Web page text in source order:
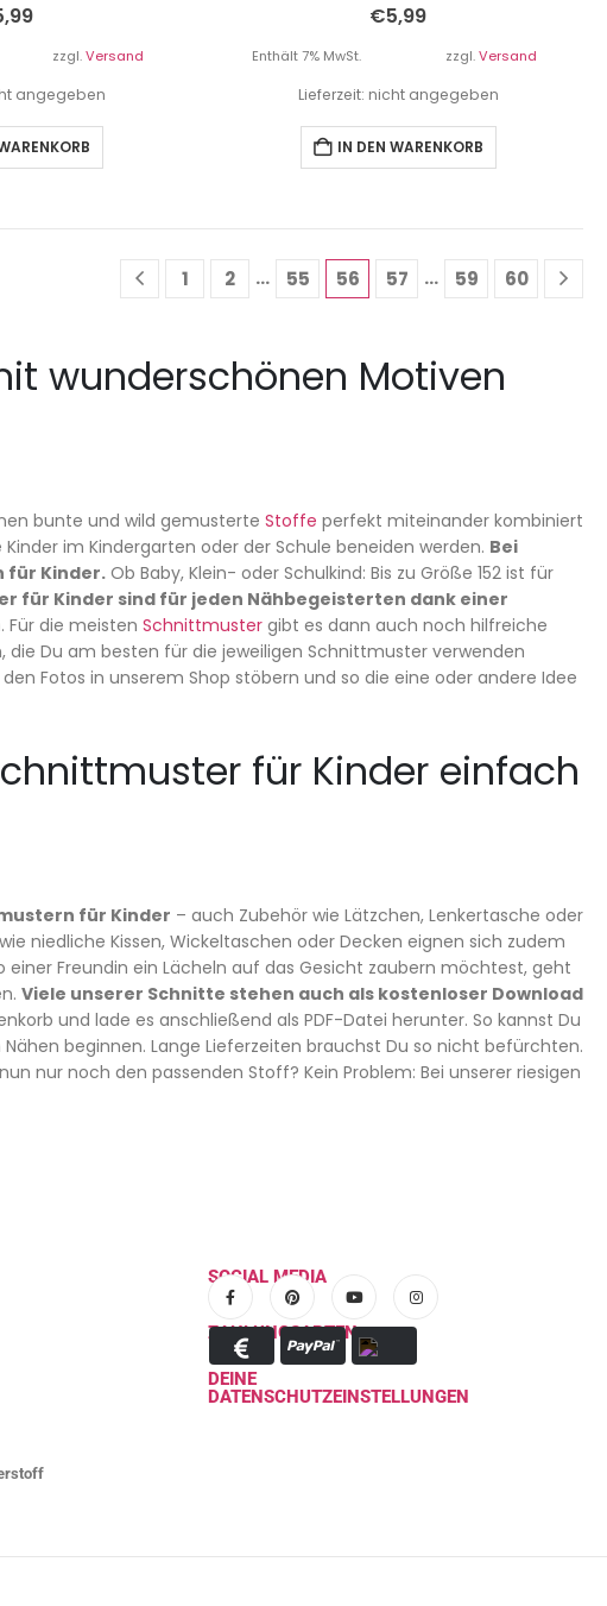
zzgl.Versand
angegeben
€5,99
Enthält 7% MwSt. zzgl.Versand
Lieferzeit: nicht angegeben
IN DEN WARENKORB
1 2 … 55 56 57 … 59 60
wunderschönen Motiven
bunte und wild gemusterte Stoffe perfekt miteinander kombiniert
im Kindergarten oder der Schule beneiden werden. Bei
für Kinder.Ob Baby, Klein- oder Schulkind: Bis zu Größe 152 ist für
für Kinder sind für jeden Nähbegeisterten dank einer
. Für die meisten Schnittmuster gibt es dann auch noch hilfreiche
die Du am besten für die jeweiligen Schnittmuster verwenden
Fotos in unserem Shop stöbern und so die eine oder andere Idee
für Kinder einfach
für Kinder – auch Zubehör wie Lätzchen, Lenkertasche oder
niedliche Kissen, Wickeltaschen oder Decken eignen sich zudem
Freundin ein Lächeln auf das Gesicht zaubern möchtest, geht
Viele unserer Schnitte stehen auch als kostenloser Download
und lade es anschließend als PDF-Datei herunter. So kannst Du
beginnen. Lange Lieferzeiten brauchst Du so nicht befürchten.
nur noch den passenden Stoff? Kein Problem: Bei unserer riesigen
SOCIAL MEDIA
ZAHLUNGSARTEN
DEINE
DATENSCHUTZEINSTELLUNGEN